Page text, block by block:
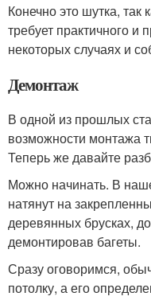
Конечно это шутка,
требует практичного и
некоторых случаях и
Демонтаж
В одной из прошлых
возможности монтажа
Теперь же давайте
Можно начинать. В
натянут на
деревянных брусках,
демонтировав багеты.
Сразу оговоримся,
потолку, а его